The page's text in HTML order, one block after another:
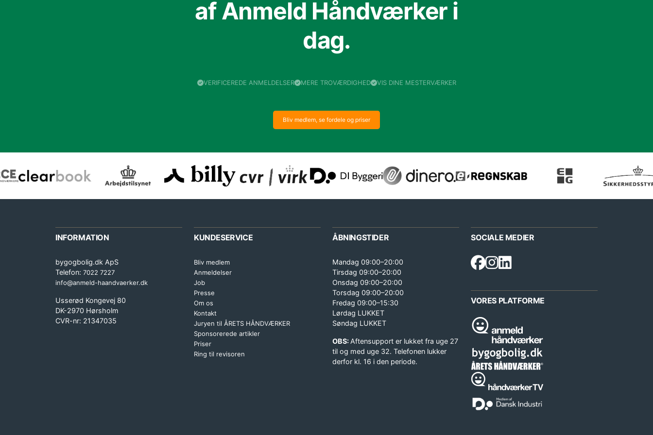
af Anmeld Håndværker i
dag.
VERIFICEREDE ANMELDELSER MERE TROVÆRDIGHED VIS DINE MESTERVÆRKER
Bliv medlem, se fordele og priser
INFORMATION
bygogbolig.dk ApS
Telefon: 7022 7227
info@anmeld-haandvaerker.dk
Usserød Kongevej 80
DK-2970 Hørsholm
CVR-nr: 21347035
KUNDESERVICE
Bliv medlem
Anmeldelser
Job
Presse
Om os
Kontakt
Juryen til ÅRETS HÅNDVÆRKER
Sponsorerede artikler
Priser
Ring til revisoren
ÅBNINGSTIDER
Mandag 09:00–20:00
Tirsdag 09:00–20:00
Onsdag 09:00–20:00
Torsdag 09:00–20:00
Fredag 09:00–15:30
Lørdag LUKKET
Søndag LUKKET
OBS:Aftensupport er lukket fra uge 27
til og med uge 32. Telefonen lukker
derfor kl. 16 i den periode.
SOCIALE MEDIER
VORES PLATFORME